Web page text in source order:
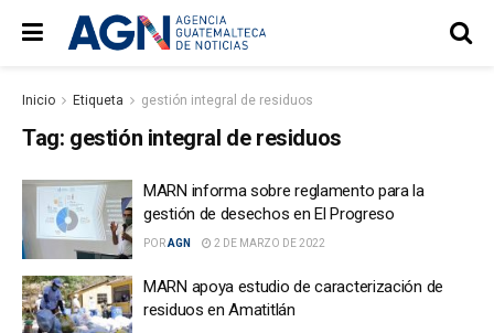
Inicio Etiqueta gestión integral de residuos
Tag: gestión integral de residuos
MARN informa sobre reglamento para la
gestión de desechos en El Progreso
PORAGN 2 DE MARZO DE 2022
MARN apoya estudio de caracterización de
residuos en Amatitlán